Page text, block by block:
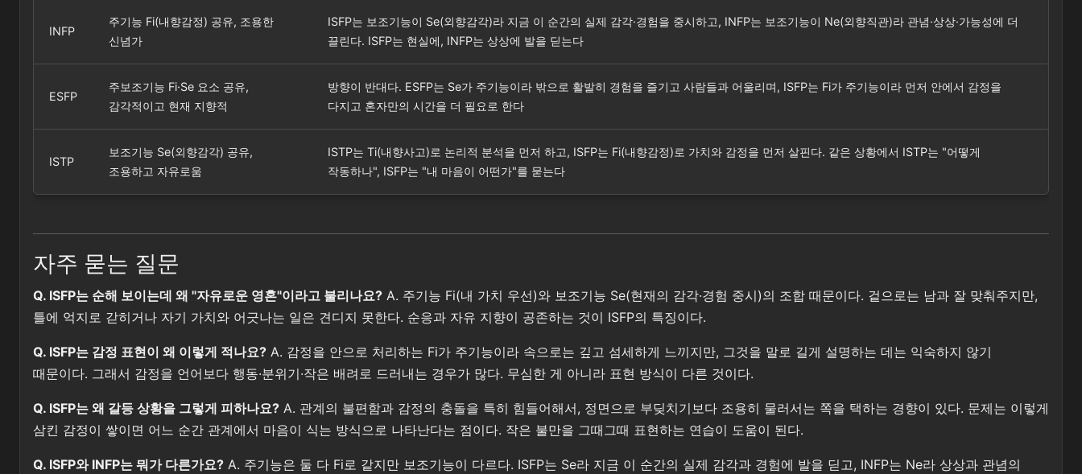
INFP
주기능 Fi(내향감정) 공유, 조용한
신념가
ISFP는 보조기능이 Se(외향감각)라 지금 이 순간의 실제 감각·경험을 중시하고, INFP는 보조기능이 Ne(외향직관)라 관념·상상·가능성에 더
끌린다. ISFP는 현실에, INFP는 상상에 발을 딛는다
ESFP
주보조기능 Fi·Se 요소 공유,
감각적이고 현재 지향적
방향이 반대다. ESFP는 Se가 주기능이라 밖으로 활발히 경험을 즐기고 사람들과 어울리며, ISFP는 Fi가 주기능이라 먼저 안에서 감정을
다지고 혼자만의 시간을 더 필요로 한다
ISTP
보조기능 Se(외향감각) 공유,
조용하고 자유로움
ISTP는 Ti(내향사고)로 논리적 분석을 먼저 하고, ISFP는 Fi(내향감정)로 가치와 감정을 먼저 살핀다. 같은 상황에서 ISTP는 "어떻게
작동하나", ISFP는 "내 마음이 어떤가"를 묻는다
자주 묻는 질문
Q. ISFP는 순해 보이는데 왜 "자유로운 영혼"이라고 불리나요? A. 주기능 Fi(내 가치 우선)와 보조기능 Se(현재의 감각·경험 중시)의 조합 때문이다. 겉으로는 남과 잘 맞춰주지만,
틀에 억지로 갇히거나 자기 가치와 어긋나는 일은 견디지 못한다. 순응과 자유 지향이 공존하는 것이 ISFP의 특징이다.
Q. ISFP는 감정 표현이 왜 이렇게 적나요? A. 감정을 안으로 처리하는 Fi가 주기능이라 속으로는 깊고 섬세하게 느끼지만, 그것을 말로 길게 설명하는 데는 익숙하지 않기
때문이다. 그래서 감정을 언어보다 행동·분위기·작은 배려로 드러내는 경우가 많다. 무심한 게 아니라 표현 방식이 다른 것이다.
Q. ISFP는 왜 갈등 상황을 그렇게 피하나요? A. 관계의 불편함과 감정의 충돌을 특히 힘들어해서, 정면으로 부딪치기보다 조용히 물러서는 쪽을 택하는 경향이 있다. 문제는 이렇게
삼킨 감정이 쌓이면 어느 순간 관계에서 마음이 식는 방식으로 나타난다는 점이다. 작은 불만을 그때그때 표현하는 연습이 도움이 된다.
Q. ISFP와 INFP는 뭐가 다른가요? A. 주기능은 둘 다 Fi로 같지만 보조기능이 다르다. ISFP는 Se라 지금 이 순간의 실제 감각과 경험에 발을 딛고, INFP는 Ne라 상상과 관념의